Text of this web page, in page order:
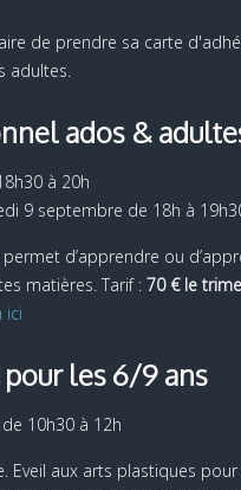
de prendre sa carte
adultes.
ados &
à 20h
9 septembre de 18h à
d’apprendre ou
matières. Tarif : 70 € le
ici
pour les 6/9 ans
10h30 à 12h
Eveil aux arts plastiques